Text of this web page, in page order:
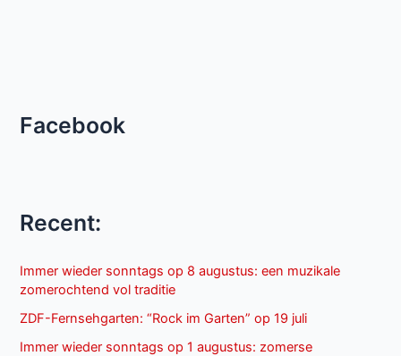
Facebook
Recent:
Immer wieder sonntags op 8 augustus: een muzikale
zomerochtend vol traditie
ZDF-Fernsehgarten: “Rock im Garten” op 19 juli
Immer wieder sonntags op 1 augustus: zomerse